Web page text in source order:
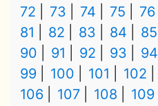
72
73 74 75 76
81
82 83 84 85
90
91 92 93 94
99
100 101 102
106
107 108 109